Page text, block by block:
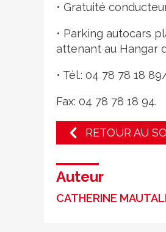
• Gratuité
• Parking autocars
attenant au Hangar
• Tél.: 04 78 78 18
Fax: 04 78 78 18 94.
RETOUR AU
Auteur
CATHERINE